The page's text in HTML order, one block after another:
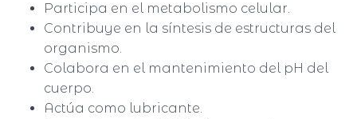
Participa en el metabolismo celular.
Contribuye en la síntesis de estructuras del
organismo.
Colabora en el mantenimiento del pH del
cuerpo.
Actúa como lubricante.